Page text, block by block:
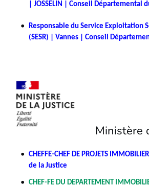
| JOSSELIN | Conseil Départemental
Responsable du Service Exploitation
(SESR) | Vannes | Conseil
Ministère
CHEFFE-CHEF DE PROJETS
de la Justice
CHEF-FE DU DEPARTEMENT